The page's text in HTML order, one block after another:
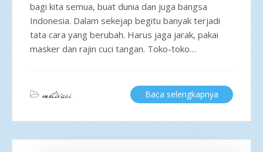
bagi kita semua, buat dunia dan juga bangsa
Indonesia. Dalam sekejap begitu banyak terjadi
tata cara yang berubah. Harus jaga jarak, pakai
masker dan rajin cuci tangan. Toko-toko…
motivasi Baca selengkapnya